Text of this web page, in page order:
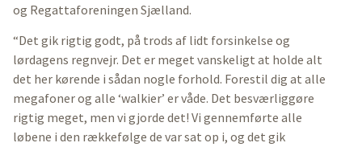
og Regattaforeningen Sjælland.
“Det gik rigtig godt, på trods af lidt forsinkelse og
lørdagens regnvejr. Det er meget vanskeligt at holde alt
det her kørende i sådan nogle forhold. Forestil dig at alle
megafoner og alle ‘walkier’ er våde. Det besværliggøre
rigtig meget, men vi gjorde det! Vi gennemførte alle
løbene i den rækkefølge de var sat op i, og det gik